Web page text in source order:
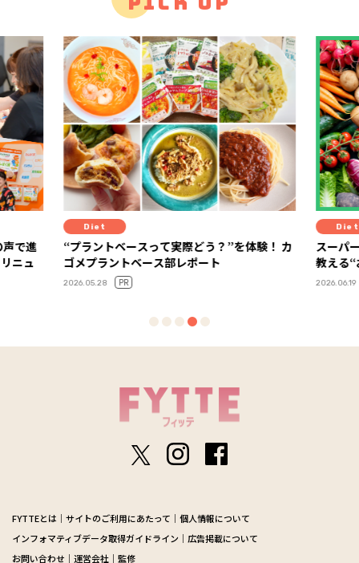
際どう？”を体験！ カ
ポート
スーパーの棚でもう迷わない！ 管理栄養
教える“おいしさ×健康コスパ”食材の選
FYTTEとは サイトのご利用にあたって
個人情報について
インフォマティブデータ取得ガイドライン
広告掲載について
お問い合わせ
運営会社 監修